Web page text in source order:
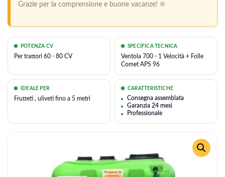
Grazie per la comprensione e buone vacanze! ☀️
POTENZA CV
Per trattori 60 - 80 CV
SPECIFICA TECNICA
Ventola 700 - 1 Velocità + Folle
Comet APS 96
IDEALE PER
Frutteti , uliveti fino a 5 metri
CARATTERISTICHE
Consegna assemblata
Garanzia 24 mesi
Professionale